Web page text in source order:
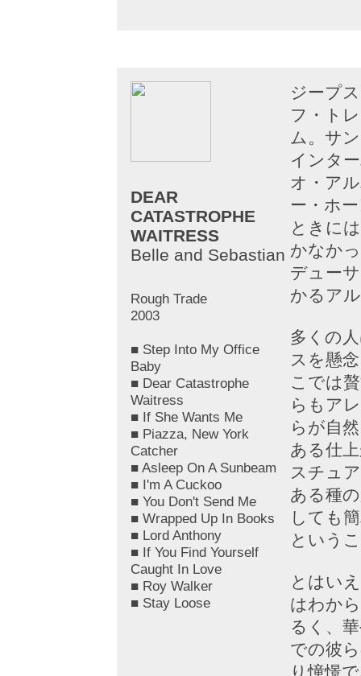
DEAR
CATASTROPHE
WAITRESS
Belle and Sebastian
Rough Trade
2003
■ Step Into My Office
Baby
■ Dear Catastrophe
Waitress
■ If She Wants Me
■ Piazza, New York
Catcher
■ Asleep On A Sunbeam
■ I'm A Cuckoo
■ You Don't Send Me
■ Wrapped Up In Books
■ Lord Anthony
■ If You Find Yourself
Caught In Love
■ Roy Walker
■ Stay Loose
ジープ
フ・ト
ム。サ
インタ
オ・ア
ー・ホ
ときに
かなか
デュー
かるア
多くの
スを懸
こでは
らもア
らが自
ある仕
スチュ
ある種
しても
という
とはい
はわか
るく、
での彼
り憧憬